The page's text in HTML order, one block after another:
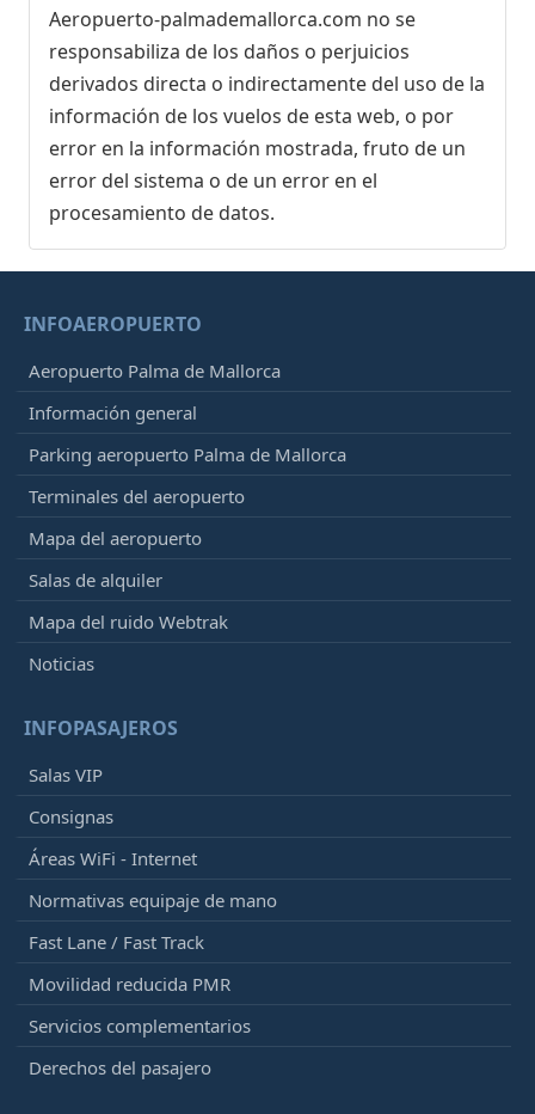
Aeropuerto-palmademallorca.com no se
responsabiliza de los daños o perjuicios
derivados directa o indirectamente del uso de la
información de los vuelos de esta web, o por
error en la información mostrada, fruto de un
error del sistema o de un error en el
procesamiento de datos.
INFOAEROPUERTO
Aeropuerto Palma de Mallorca
Información general
Parking aeropuerto Palma de Mallorca
Terminales del aeropuerto
Mapa del aeropuerto
Salas de alquiler
Mapa del ruido Webtrak
Noticias
INFOPASAJEROS
Salas VIP
Consignas
Áreas WiFi - Internet
Normativas equipaje de mano
Fast Lane / Fast Track
Movilidad reducida PMR
Servicios complementarios
Derechos del pasajero